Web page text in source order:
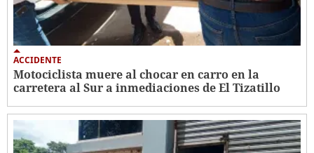
ACCIDENTE
Motociclista muere al chocar en carro en la
carretera al Sur a inmediaciones de El Tizatillo